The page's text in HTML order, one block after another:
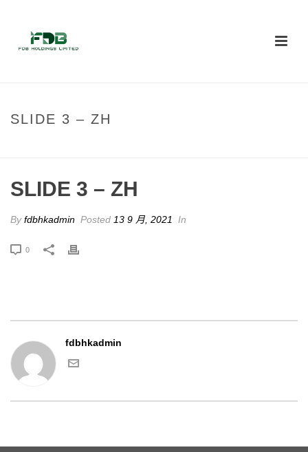
SLIDE 3 – ZH
SLIDE 3 – ZH
Byfdbhkadmin Posted 13 9 月, 2021 In
0
fdbhkadmin